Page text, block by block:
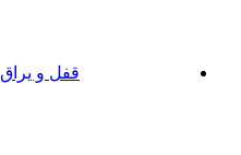
قفل و یراق